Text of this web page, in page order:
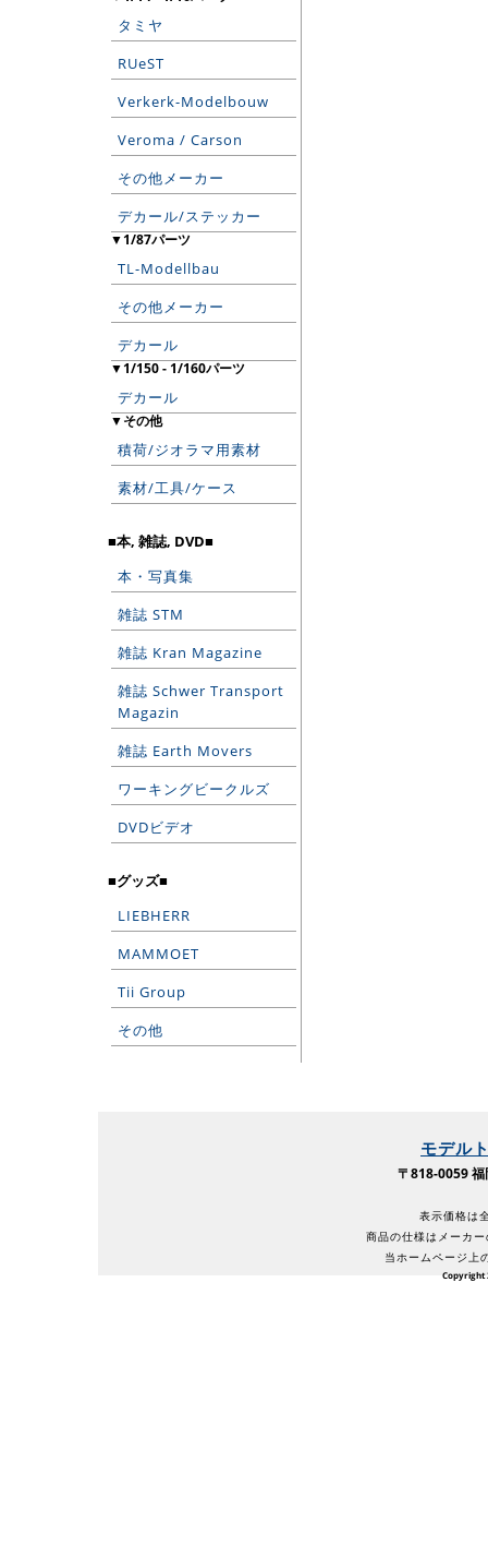
タミヤ
RUeST
Verkerk-Modelbouw
Veroma / Carson
その他メーカー
デカール/ステッカー
▼1/87パーツ
TL-Modellbau
その他メーカー
デカール
▼1/150 - 1/160パーツ
デカール
▼その他
積荷/ジオラマ用素材
素材/工具/ケース
■本, 雑誌, DVD■
本・写真集
雑誌 STM
雑誌 Kran Magazine
雑誌 Schwer Transport
Magazin
雑誌 Earth Movers
ワーキングビークルズ
DVDビデオ
■グッズ■
LIEBHERR
MAMMOET
Tii Group
その他
モデル
〒818-0059
表示価格は
商品の仕様はメーカ
当ホームページ上
Copyright